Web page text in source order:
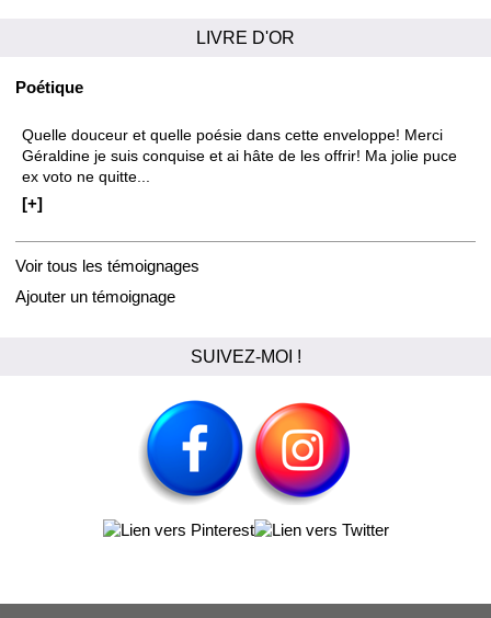
LIVRE D'OR
Poétique
Quelle douceur et quelle poésie dans cette enveloppe! Merci
Géraldine je suis conquise et ai hâte de les offrir! Ma jolie puce
ex voto ne quitte...
[+]
Voir tous les témoignages
Ajouter un témoignage
SUIVEZ-MOI !